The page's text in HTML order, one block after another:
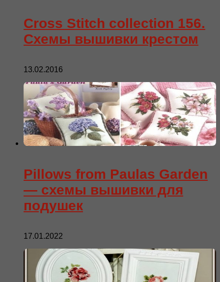
Cross Stitch collection 156.
Схемы вышивки крестом
13.02.2016
Pillows from Paulas Garden
— схемы вышивки для
подушек
17.01.2022